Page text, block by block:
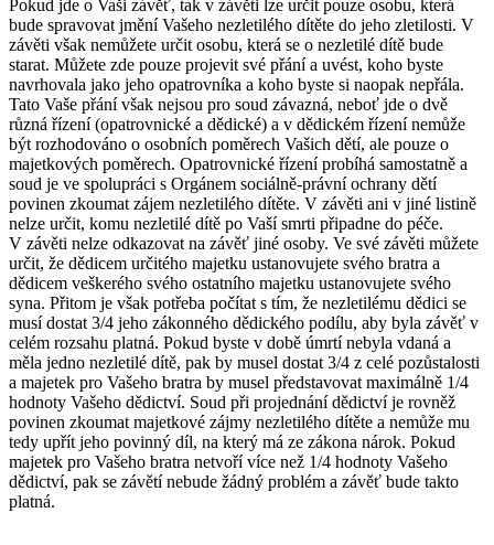
Pokud jde o Vaši závěť, tak v závěti lze určit pouze osobu, která
bude spravovat jmění Vašeho nezletilého dítěte do jeho zletilosti. V
závěti však nemůžete určit osobu, která se o nezletilé dítě bude
starat. Můžete zde pouze projevit své přání a uvést, koho byste
navrhovala jako jeho opatrovníka a koho byste si naopak nepřála.
Tato Vaše přání však nejsou pro soud závazná, neboť jde o dvě
různá řízení (opatrovnické a dědické) a v dědickém řízení nemůže
být rozhodováno o osobních poměrech Vašich dětí, ale pouze o
majetkových poměrech. Opatrovnické řízení probíhá samostatně a
soud je ve spolupráci s Orgánem sociálně-právní ochrany dětí
povinen zkoumat zájem nezletilého dítěte. V závěti ani v jiné listině
nelze určit, komu nezletilé dítě po Vaší smrti připadne do péče.
V závěti nelze odkazovat na závěť jiné osoby. Ve své závěti můžete
určit, že dědicem určitého majetku ustanovujete svého bratra a
dědicem veškerého svého ostatního majetku ustanovujete svého
syna. Přitom je však potřeba počítat s tím, že nezletilému dědici se
musí dostat 3/4 jeho zákonného dědického podílu, aby byla závěť v
celém rozsahu platná. Pokud byste v době úmrtí nebyla vdaná a
měla jedno nezletilé dítě, pak by musel dostat 3/4 z celé pozůstalosti
a majetek pro Vašeho bratra by musel představovat maximálně 1/4
hodnoty Vašeho dědictví. Soud při projednání dědictví je rovněž
povinen zkoumat majetkové zájmy nezletilého dítěte a nemůže mu
tedy upřít jeho povinný díl, na který má ze zákona nárok. Pokud
majetek pro Vašeho bratra netvoří více než 1/4 hodnoty Vašeho
dědictví, pak se závětí nebude žádný problém a závěť bude takto
platná.